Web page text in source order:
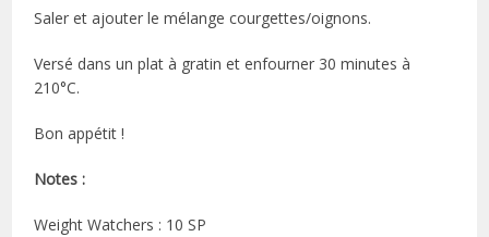
Saler et ajouter le mélange courgettes/oignons.
Versé dans un plat à gratin et enfourner 30 minutes à
210°C.
Bon appétit !
Notes :
Weight Watchers : 10 SP